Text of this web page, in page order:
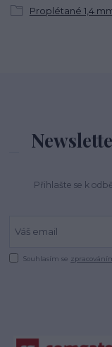
Proplétané 1,4
Přihlašte se k
Souhlasím se